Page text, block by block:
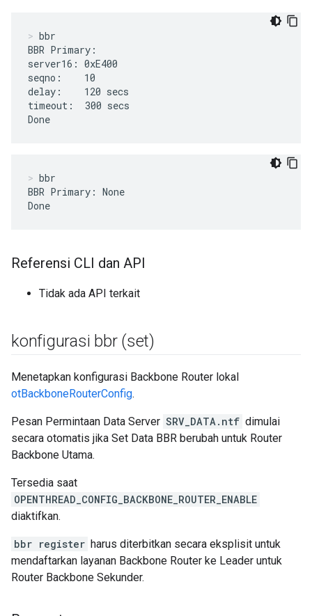
bbr
BBR Primary:
server16: 0xE400
seqno:    10
delay:    120 secs
timeout:  300 secs
Done
bbr
BBR Primary: None
Done
Referensi CLI dan API
Tidak ada API terkait
konfigurasi bbr (set)
Menetapkan konfigurasi Backbone Router lokal
otBackboneRouterConfig.
Pesan Permintaan Data Server SRV_DATA.ntf dimulai
secara otomatis jika Set Data BBR berubah untuk Router
Backbone Utama.
Tersedia saat
OPENTHREAD_CONFIG_BACKBONE_ROUTER_ENABLE
diaktifkan.
bbr register harus diterbitkan secara eksplisit untuk
mendaftarkan layanan Backbone Router ke Leader untuk
Router Backbone Sekunder.